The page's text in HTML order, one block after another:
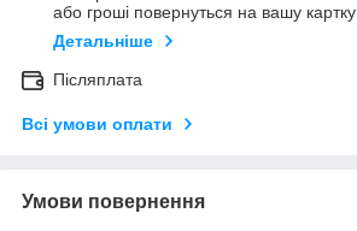
або гроші повернуться на вашу картку
Детальніше
Післяплата
Всі умови оплати
Умови повернення